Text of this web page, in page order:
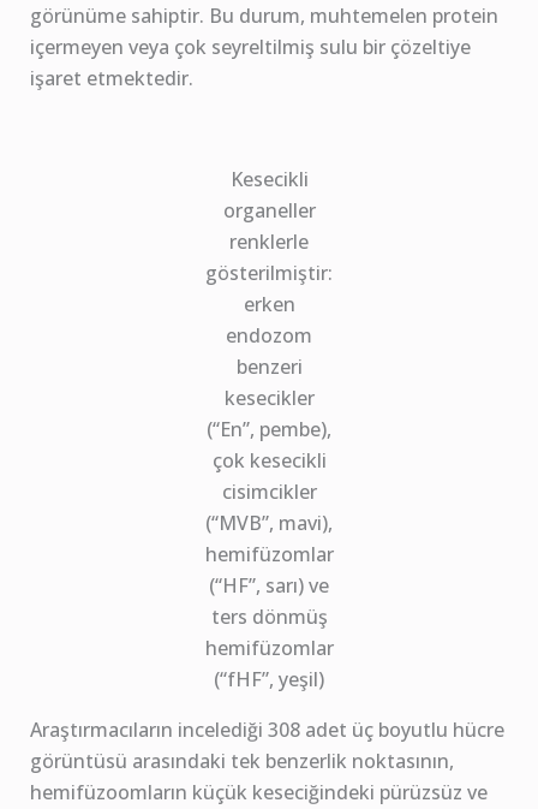
görünüme sahiptir. Bu durum, muhtemelen protein
içermeyen veya çok seyreltilmiş sulu bir çözeltiye
işaret etmektedir.
Kesecikli
organeller
renklerle
gösterilmiştir:
erken
endozom
benzeri
kesecikler
(“En”, pembe),
çok kesecikli
cisimcikler
(“MVB”, mavi),
hemifüzomlar
(“HF”, sarı) ve
ters dönmüş
hemifüzomlar
(“fHF”, yeşil)
Araştırmacıların incelediği 308 adet üç boyutlu hücre
görüntüsü arasındaki tek benzerlik noktasının,
hemifüzoomların küçük keseciğindeki pürüzsüz ve